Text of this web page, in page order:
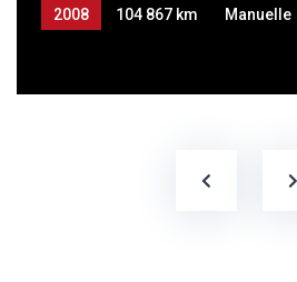
2008 104 867 km Manuelle